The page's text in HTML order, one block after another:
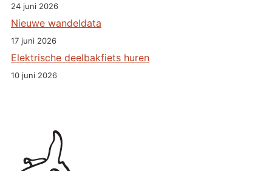
24 juni 2026
Nieuwe wandeldata
17 juni 2026
Elektrische deelbakfiets huren
10 juni 2026